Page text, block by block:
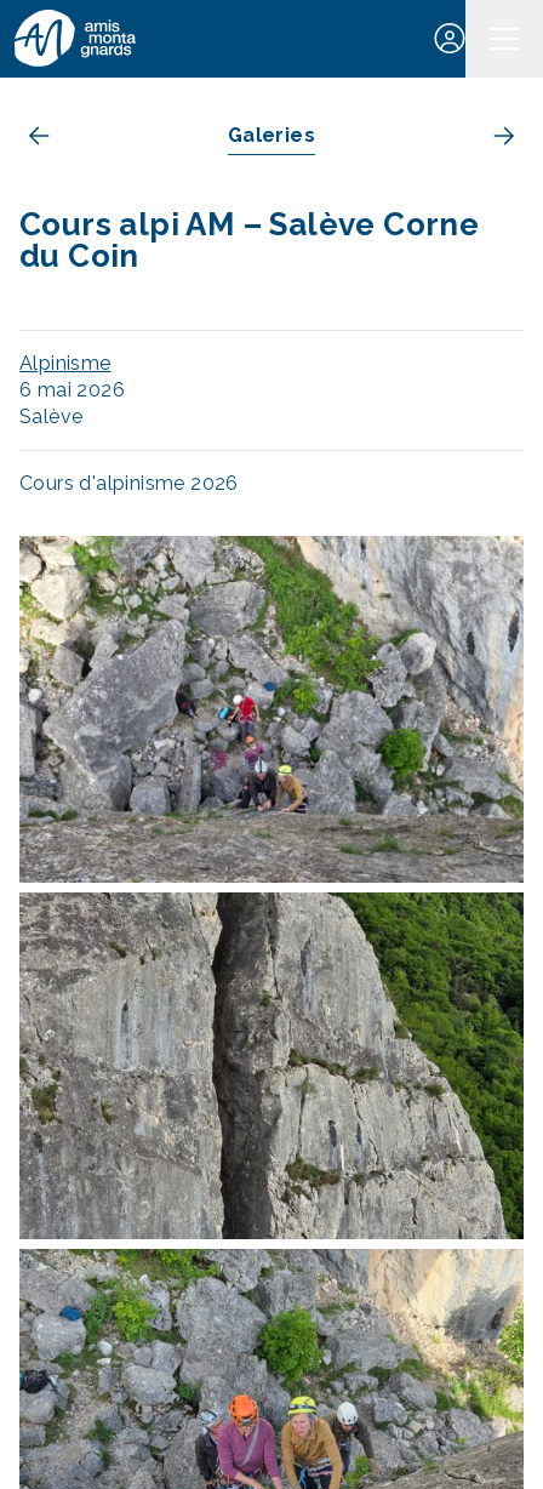
Aller au contenu
Galeries
Cours alpi AM – Salève Corne
du Coin
Alpinisme
6 mai 2026
Salève
Cours d'alpinisme 2026